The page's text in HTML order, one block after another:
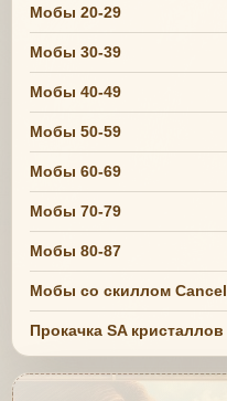
Мобы 20-29
Мобы 30-39
Мобы 40-49
Мобы 50-59
Мобы 60-69
Мобы 70-79
Мобы 80-87
Мобы со скиллом Cancel
Прокачка SA кристаллов